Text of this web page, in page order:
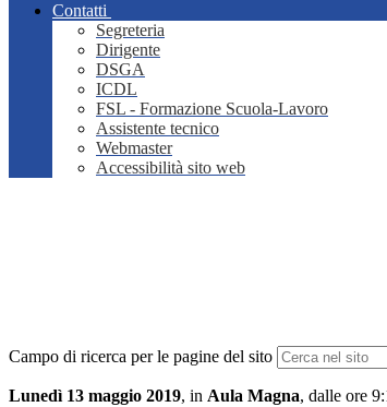
Contatti
Segreteria
Dirigente
DSGA
ICDL
FSL - Formazione Scuola-Lavoro
Assistente tecnico
Webmaster
Accessibilità sito web
Campo di ricerca per le pagine del sito
Lunedì 13 maggio 2019, in Aula Magna, dalle ore